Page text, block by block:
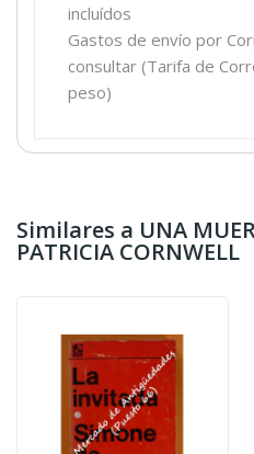
incluídos
Gastos de envío por
consultar (Tarifa de
peso)
Similares a UNA
PATRICIA CORNWELL